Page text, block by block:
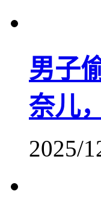
男子
奈儿
2025/